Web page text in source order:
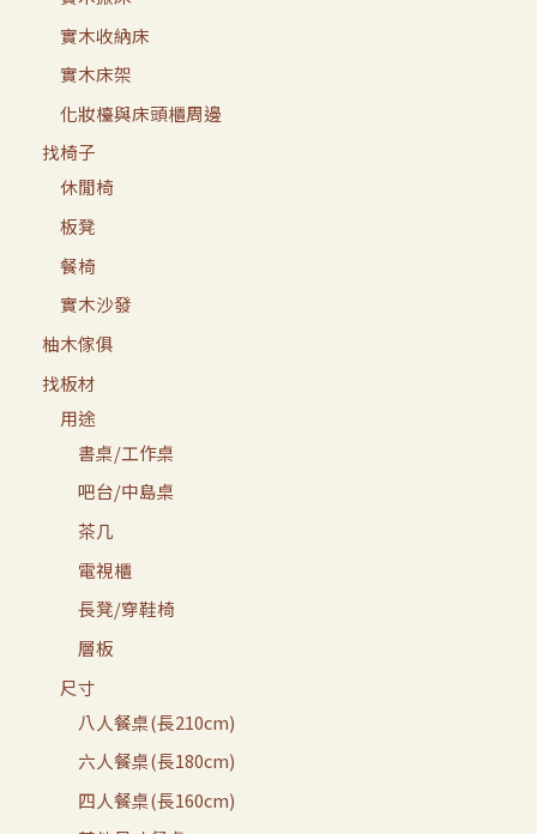
實木收納床
實木床架
化妝檯與床頭櫃周邊
找椅子
休閒椅
板凳
餐椅
實木沙發
柚木傢俱
找板材
用途
書桌/工作桌
吧台/中島桌
茶几
電視櫃
長凳/穿鞋椅
層板
尺寸
八人餐桌(長210cm)
六人餐桌(長180cm)
四人餐桌(長160cm)